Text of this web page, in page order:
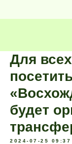
Для
будет
2024-07-25 09:37